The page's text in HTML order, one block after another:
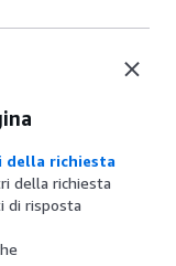
della richiesta
della richiesta
di risposta